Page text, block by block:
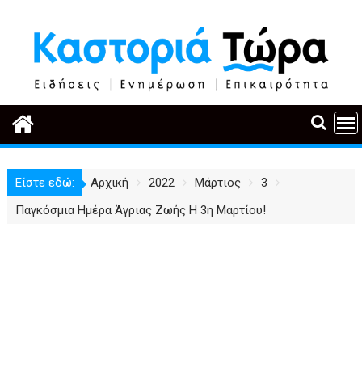
περιεχόμενο
Είστε εδώ: Αρχική 2022 Μάρτιος
3
Παγκόσμια Ημέρα Άγριας Ζωής Η 3η Μαρτίου!